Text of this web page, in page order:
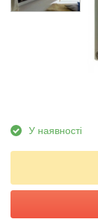
У наявності